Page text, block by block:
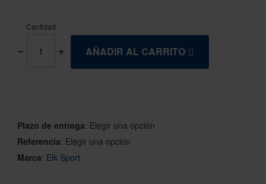
Cantidad
AÑADIR AL CARRITO
Plazo de entrega: Elegir una opción
Referencia: Elegir una opción
Marca: Elk Sport